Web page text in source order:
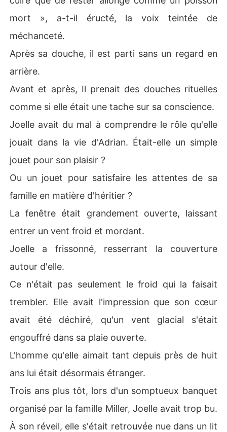
mort », a-t-il éructé, la voix teintée de
méchanceté.
Après sa douche, il est parti sans un regard en
arrière.
Avant et après, Il prenait des douches rituelles
comme si elle était une tache sur sa conscience.
Joelle avait du mal à comprendre le rôle qu'elle
jouait dans la vie d'Adrian. Était-elle un simple
jouet pour son plaisir ?
Ou un jouet pour satisfaire les attentes de sa
famille en matière d'héritier ?
La fenêtre était grandement ouverte, laissant
entrer un vent froid et mordant.
Joelle a frissonné, resserrant la couverture
autour d'elle.
Ce n'était pas seulement le froid qui la faisait
trembler. Elle avait l'impression que son cœur
avait été déchiré, qu'un vent glacial s'était
engouffré dans sa plaie ouverte.
L'homme qu'elle aimait tant depuis près de huit
ans lui était désormais étranger.
Trois ans plus tôt, lors d'un somptueux banquet
organisé par la famille Miller, Joelle avait trop bu.
À son réveil, elle s'était retrouvée nue dans un lit